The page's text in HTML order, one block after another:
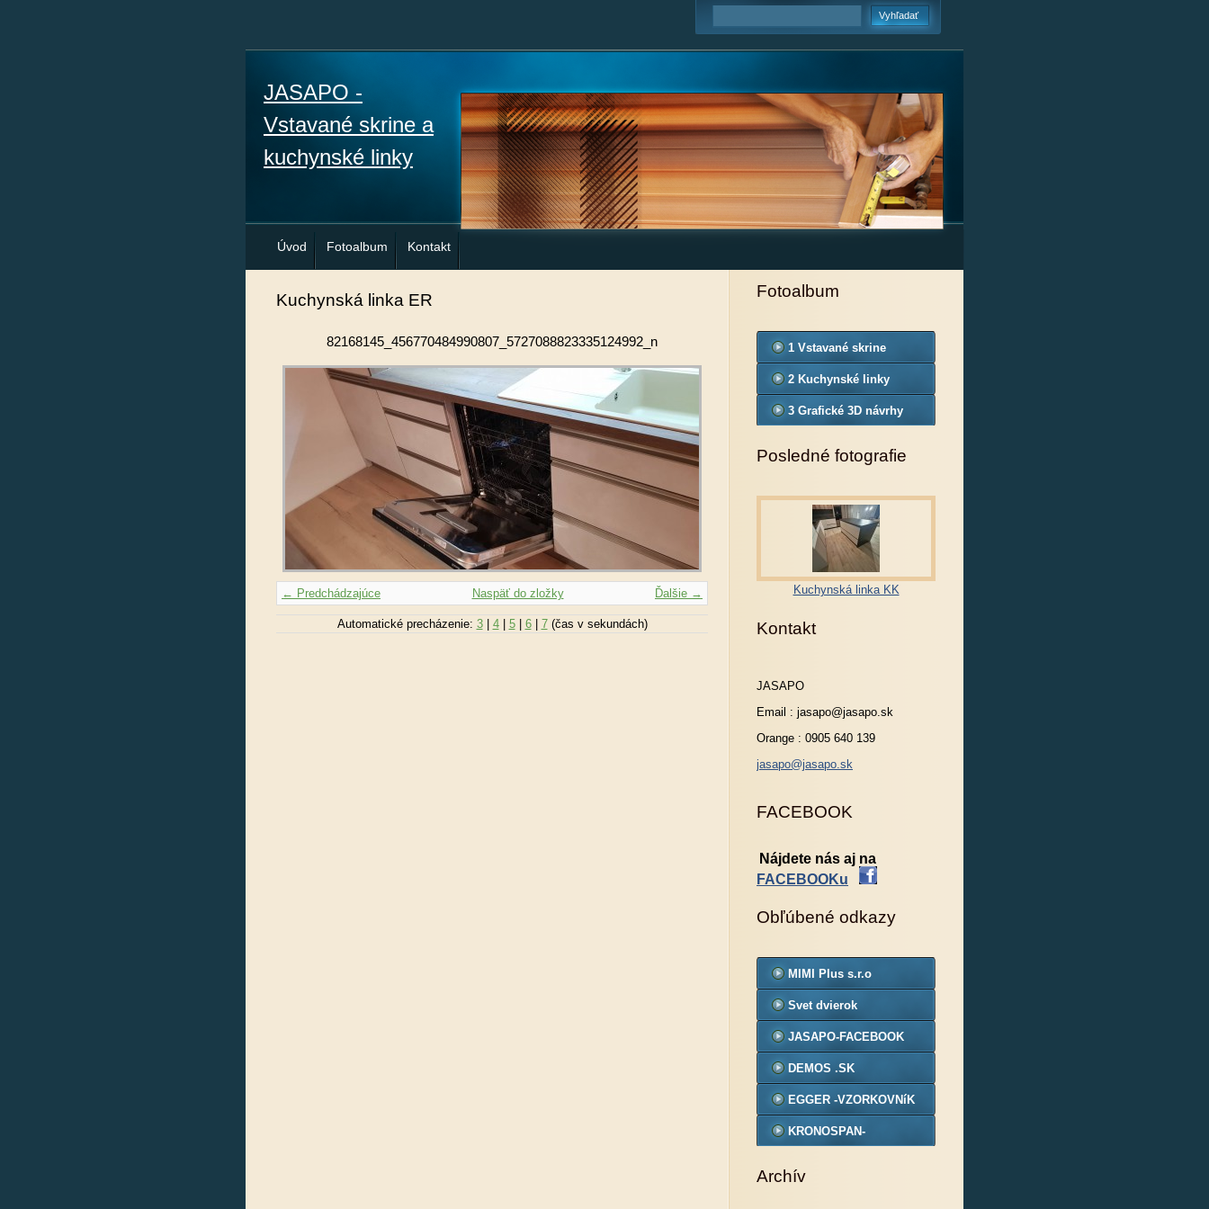
JASAPO -
Vstavané skrine a
kuchynské linky
Úvod Fotoalbum Kontakt
Kuchynská linka ER
82168145_456770484990807_5727088823335124992_n
← Predchádzajúce Ďalšie →
Naspäť do zložky
Automatické precházenie: 3| 4| 5| 6| 7(čas v sekundách)
Fotoalbum
1 Vstavané skrine
2 Kuchynské linky
3 Grafické 3D návrhy
Posledné fotografie
Kuchynská linka KK
Kontakt
JASAPO
Email : jasapo@jasapo.sk
Orange : 0905 640 139
jasapo@jasapo.sk
FACEBOOK
Nájdete nás aj na
FACEBOOKu
Obľúbené odkazy
MIMI Plus s.r.o
Svet dvierok
JASAPO-FACEBOOK
DEMOS .SK
EGGER -VZORKOVNíK
KRONOSPAN-
Archív